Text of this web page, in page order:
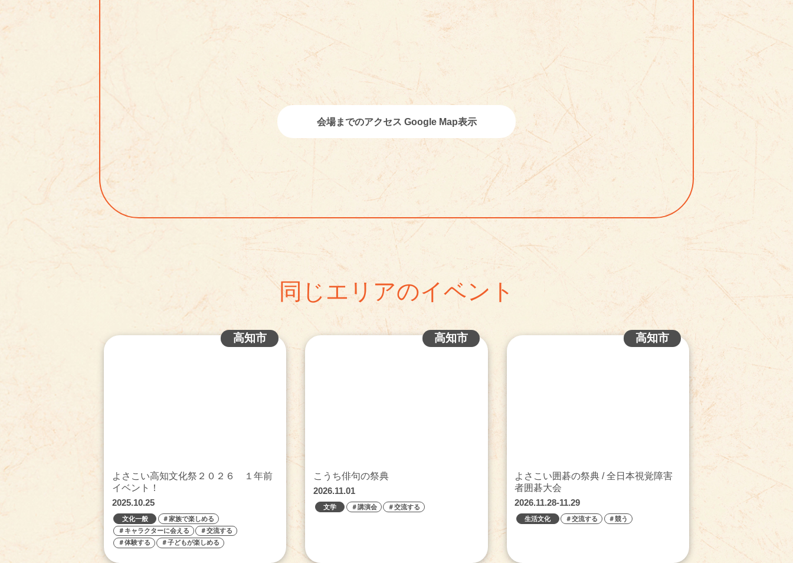
会場までのアクセス Google Map表示
同じエリアのイベント
よさこい高知文化祭２０２６ １年前
イベント！
2025.10.25
高知市
文化一般
＃家族で楽しめる
＃キャラクターに会える
＃交流する
＃体験する
＃子どもが楽しめる
こうち俳句の祭典
2026.11.01
高知市
文学 ＃講演会 ＃交流する
よさこい囲碁の祭典 / 全日本視覚障害
者囲碁大会
2026.11.28-11.29
高知市
生活文化 ＃交流する ＃競う